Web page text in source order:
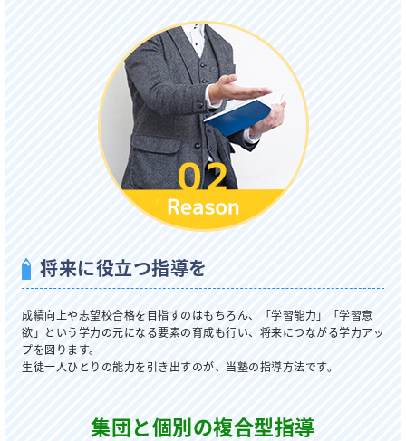
将来に役立つ指導を
成績向上や志望校合格を目指すのはもちろん、「学習能力」「学習意
欲」という学力の元になる要素の育成も行い、将来につながる学力アッ
プを図ります。
生徒一人ひとりの能力を引き出すのが、当塾の指導方法です。
集団と個別の複合型指導